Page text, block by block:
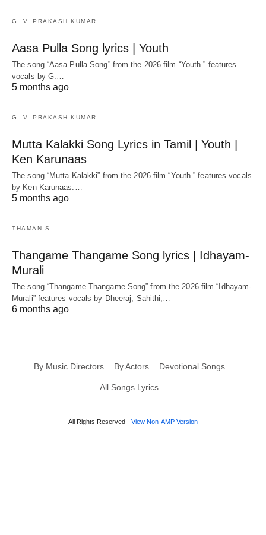
G. V. PRAKASH KUMAR
Aasa Pulla Song lyrics | Youth
The song “Aasa Pulla Song” from the 2026 film “Youth ” features
vocals by G.…
5 months ago
G. V. PRAKASH KUMAR
Mutta Kalakki Song Lyrics in Tamil | Youth |
Ken Karunaas
The song “Mutta Kalakki” from the 2026 film “Youth ” features vocals
by Ken Karunaas.…
5 months ago
THAMAN S
Thangame Thangame Song lyrics | Idhayam-
Murali
The song “Thangame Thangame Song” from the 2026 film “Idhayam-
Murali” features vocals by Dheeraj, Sahithi,…
6 months ago
By Music Directors By Actors Devotional Songs
All Songs Lyrics
All Rights Reserved View Non-AMP Version